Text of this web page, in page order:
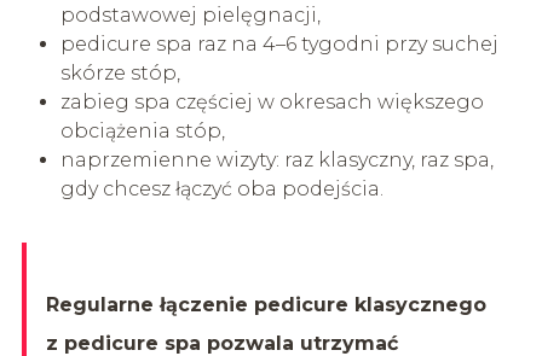
podstawowej pielęgnacji,
pedicure spa raz na 4–6 tygodni przy suchej
skórze stóp,
zabieg spa częściej w okresach większego
obciążenia stóp,
naprzemienne wizyty: raz klasyczny, raz spa,
gdy chcesz łączyć oba podejścia.
Regularne łączenie pedicure klasycznego
z pedicure spa pozwala utrzymać